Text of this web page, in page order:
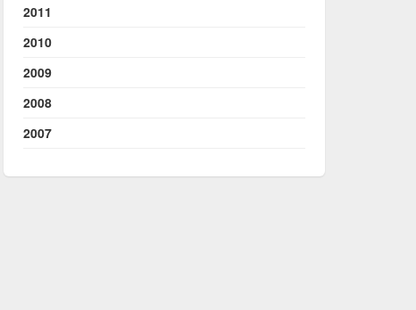
2011
2010
2009
2008
2007